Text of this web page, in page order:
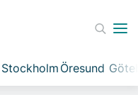
Stockholm Öresund